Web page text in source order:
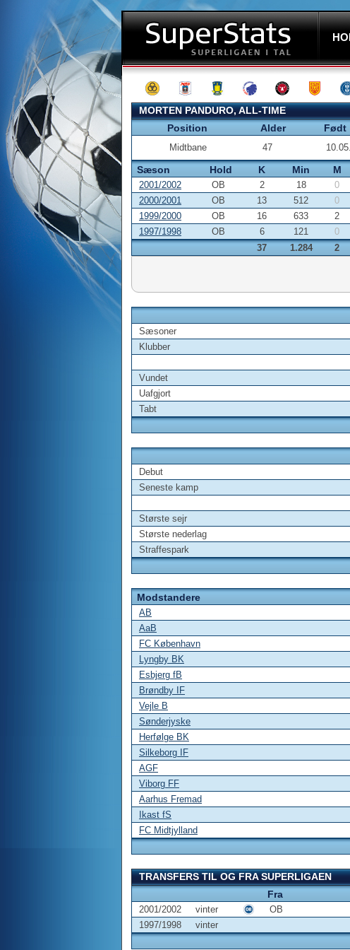
MORTEN PANDURO, ALL-TIME
Position
Alder Født
Midtbane 47
Sæson Hold K Min M
2001/2002 OB 2 18 0
2000/2001
OB 13 512 0
1999/2000
OB 16 633 2
1997/1998
OB 6 121 0
37
1.284 2
Sæsoner
Klubber
Vundet
Uafgjort
Tabt
Debut
Seneste kamp
Største sejr
Største nederlag
Straffespark
Modstandere
AB
AaB
FC København
Lyngby BK
Esbjerg fB
Brøndby IF
Vejle B
Sønderjyske
Herfølge BK
Silkeborg IF
AGF
Viborg FF
Aarhus Fremad
Ikast fS
FC Midtjylland
TRANSFERS TIL OG FRA SUPERLIGAEN
Fra
2001/2002 vinter OB
1997/1998
vinter